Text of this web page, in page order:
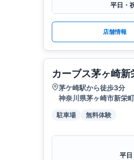
平日・
店舗情報
カーブス茅ヶ崎新
茅ケ崎駅から徒歩3分
神奈川県茅ヶ崎市新栄
駐車場 無料体験
平